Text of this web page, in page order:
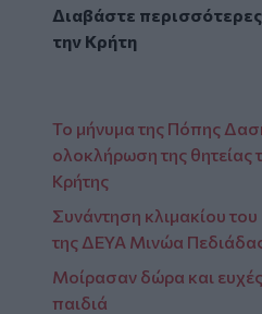
Διαβάστε
την Κρήτη
Το μήνυμα της Πόπης
ολοκλήρωση της θητείας
Κρήτης
Συνάντηση κλιμακίου
της ΔΕΥΑ Μινώα
Μοίρασαν δώρα και
παιδιά